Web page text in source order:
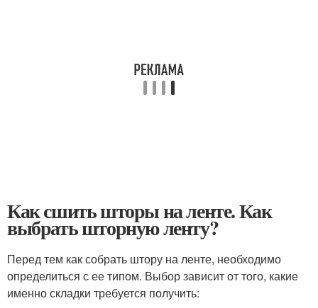
Как сшить шторы на ленте. Как
выбрать шторную ленту?
Перед тем как собрать штору на ленте, необходимо
определиться с ее типом. Выбор зависит от того, какие
именно складки требуется получить: